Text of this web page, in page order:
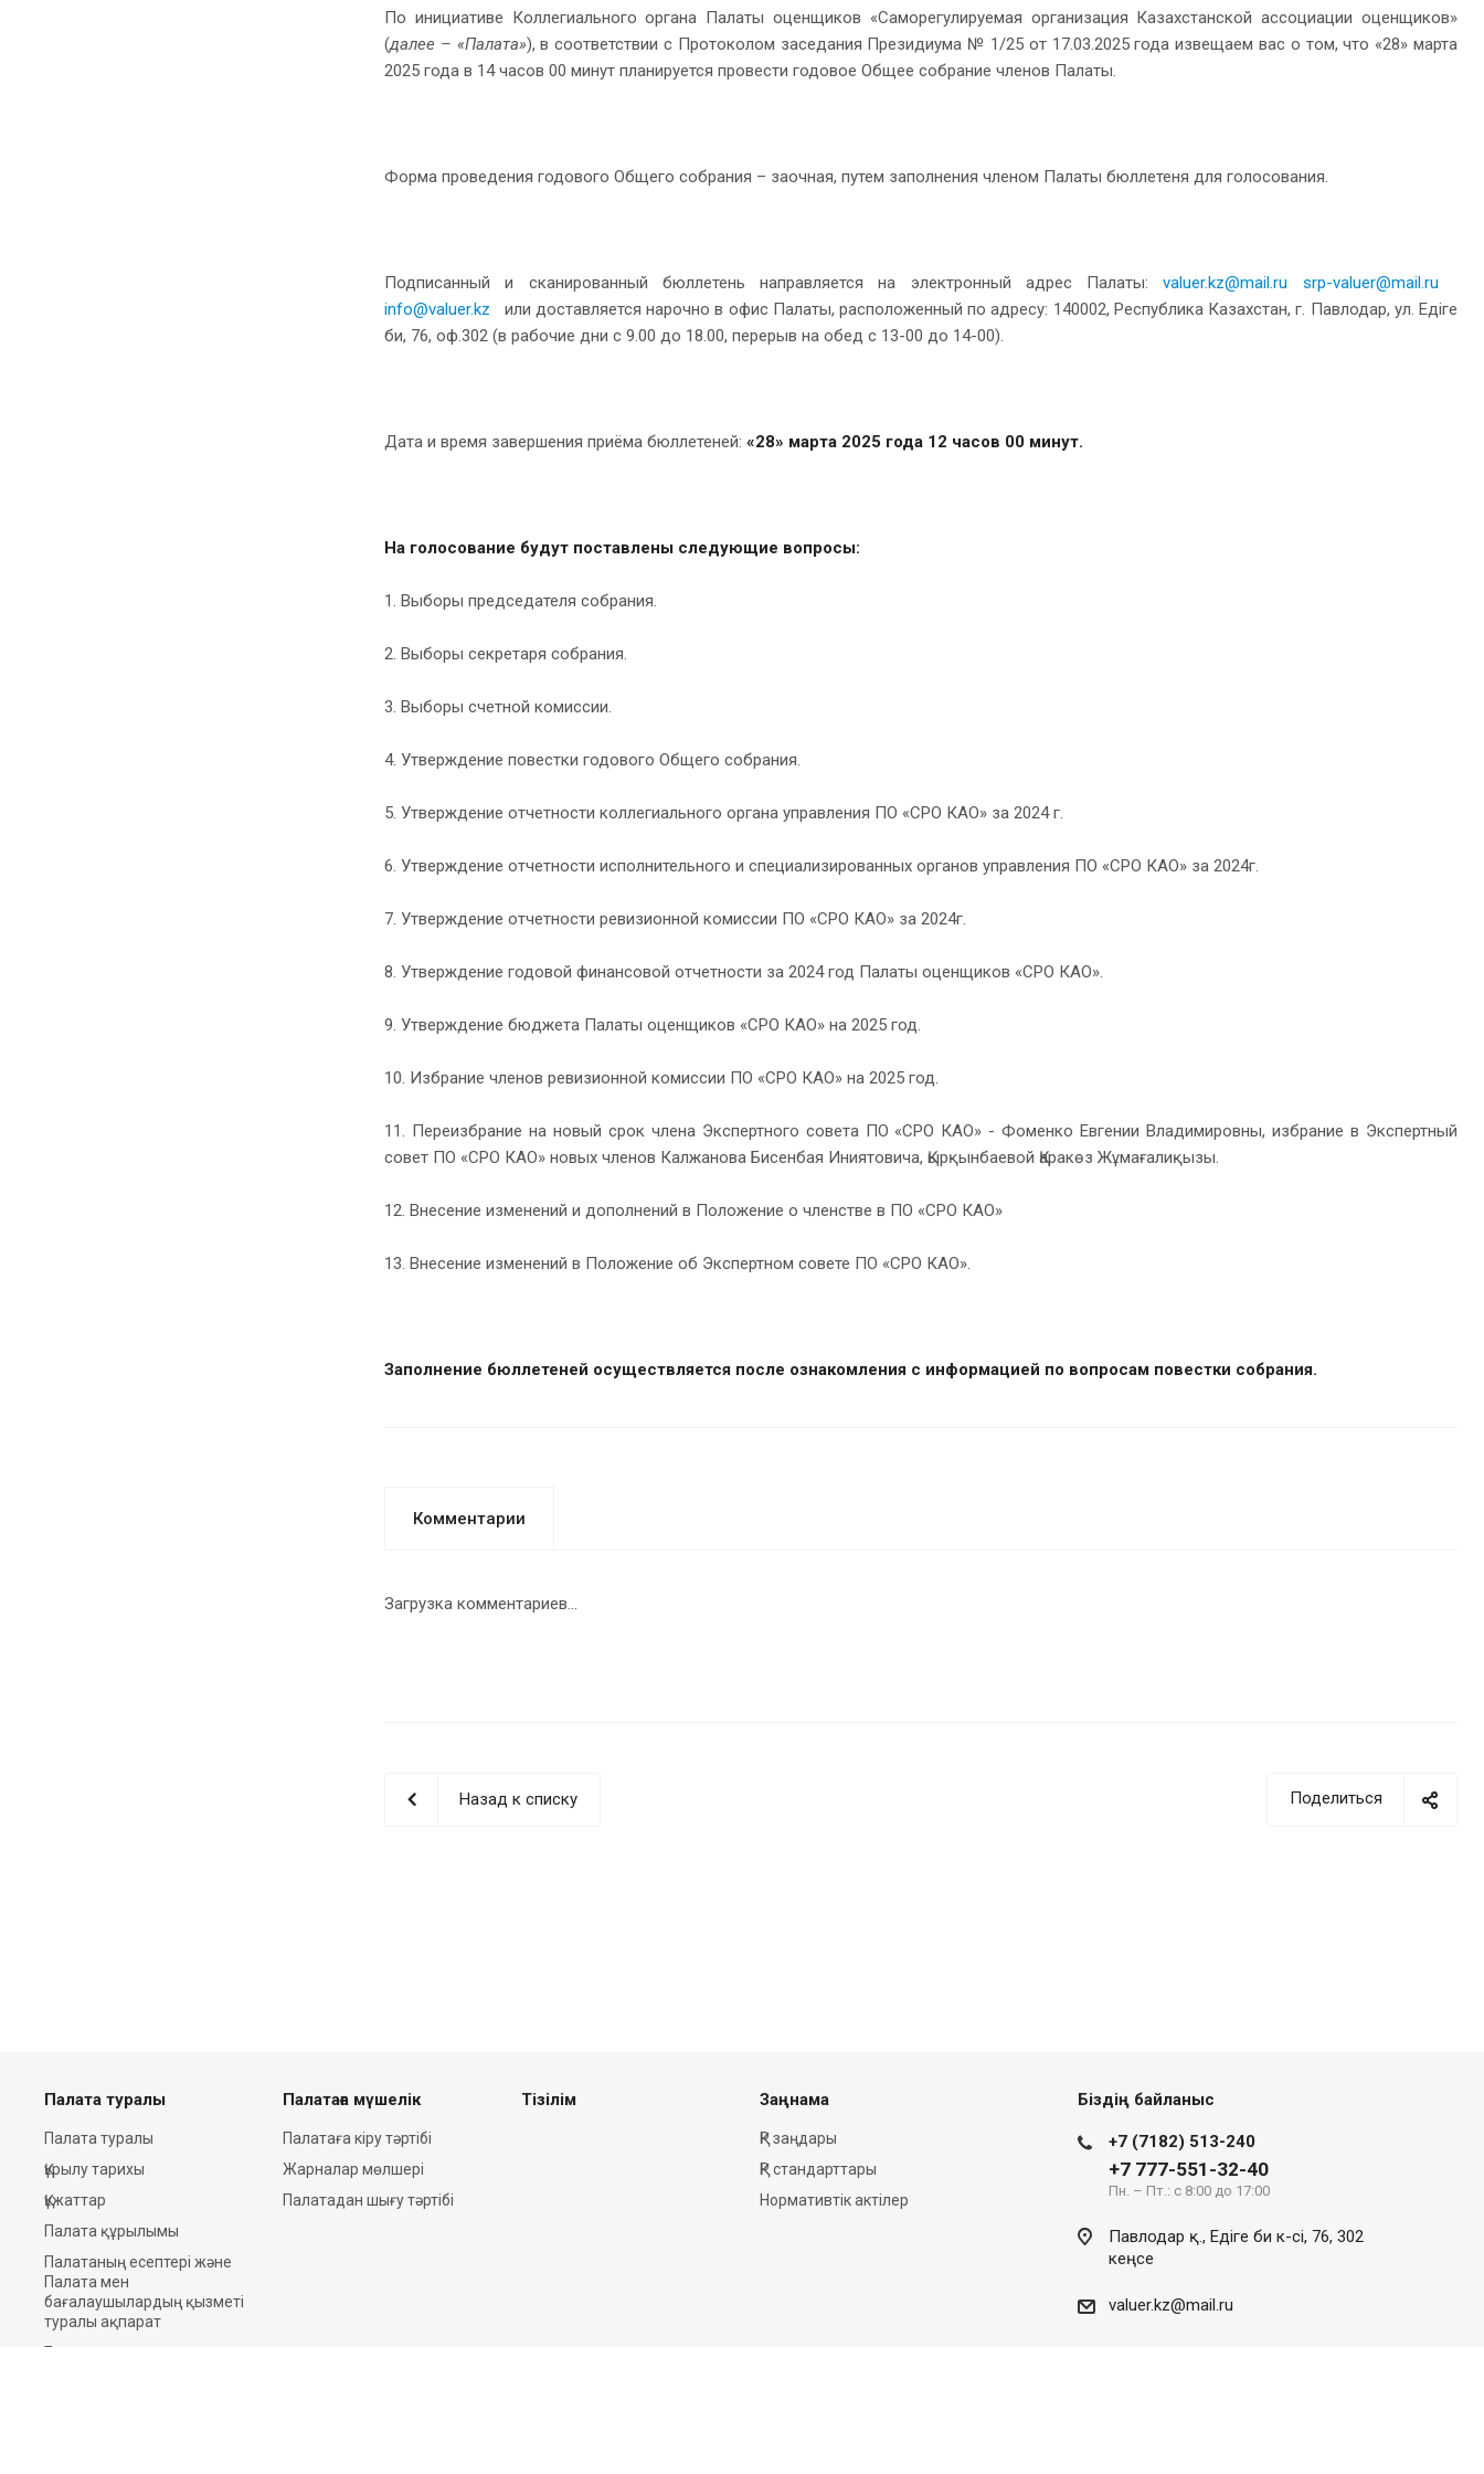
По инициативе Коллегиального органа Палаты оценщиков «Саморегулируемая организация Казахстанской ассоциации оценщиков»
(далее – «Палата»), в соответствии с Протоколом заседания Президиума № 1/25 от 17.03.2025 года извещаем вас о том, что «28» марта
2025 года в 14 часов 00 минут планируется провести годовое Общее собрание членов Палаты.
Форма проведения годового Общего собрания – заочная, путем заполнения членом Палаты бюллетеня для голосования.
Подписанный и сканированный бюллетень направляется на электронный адрес Палаты:valuer.kz@mail.ru
srp-valuer@mail.ru
info@valuer.kz или доставляется нарочно в офис Палаты, расположенный по адресу: 140002, Республика Казахстан, г. Павлодар, ул. Едiге
би, 76, оф.302 (в рабочие дни с 9.00 до 18.00, перерыв на обед с 13-00 до 14-00).
Дата и время завершения приёма бюллетеней: «28» марта 2025 года 12 часов 00 минут.
На голосование будут поставлены следующие вопросы:
1. Выборы председателя собрания.
2. Выборы секретаря собрания.
3. Выборы счетной комиссии.
4. Утверждение повестки годового Общего собрания.
5. Утверждение отчетности коллегиального органа управления ПО «СРО КАО» за 2024 г.
6. Утверждение отчетности исполнительного и специализированных органов управления ПО «СРО КАО» за 2024г.
7. Утверждение отчетности ревизионной комиссии ПО «СРО КАО» за 2024г.
8. Утверждение годовой финансовой отчетности за 2024 год Палаты оценщиков «СРО КАО».
9. Утверждение бюджета Палаты оценщиков «СРО КАО» на 2025 год.
10. Избрание членов ревизионной комиссии ПО «СРО КАО» на 2025 год.
11. Переизбрание на новый срок члена Экспертного совета ПО «СРО КАО» - Фоменко Евгении Владимировны, избрание в Экспертный
совет ПО «СРО КАО» новых членов Калжанова Бисенбая Иниятовича, Қырқынбаевой Қаракөз Жұмағалиқызы.
12. Внесение изменений и дополнений в Положение о членстве в ПО «СРО КАО»
13. Внесение изменений в Положение об Экспертном совете ПО «СРО КАО».
Заполнение бюллетеней осуществляется после ознакомления с информацией по вопросам повестки собрания.
Комментарии
Загрузка комментариев...
Поделиться
Назад к списку
Палата туралы
Палата туралы
Құрылу тарихы
Құжаттар
Палата құрылымы
Палатаның есептері және
Палата мен
бағалаушылардың қызметі
туралы ақпарат
Баспасөз орталығы
Палатаға мүшелік
Палатаға кіру тәртібі
Жарналар мөлшері
Палатадан шығу тәртібі
Тізілім Заңнама
ҚР заңдары
ҚР стандарттары
Нормативтік актілер
Біздің байланыс
+7 (7182) 513-240
+7 777-551-32-40
Пн. – Пт.: с 8:00 до 17:00
Павлодар қ., Едіге би к-сі, 76, 302
кеңсе
valuer.kz@mail.ru